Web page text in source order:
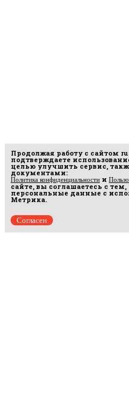
Продолжая работу с сайтом
подтверждаете
целью улучшить сервис,
документами:
Политика конфиденциальности и
сайте, вы соглашаетесь с
персональные данные с
Метрика.
Согласен